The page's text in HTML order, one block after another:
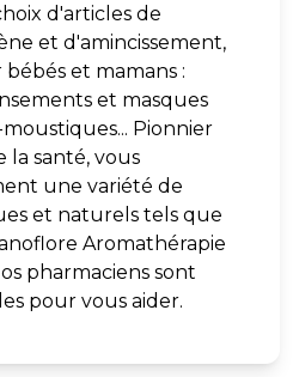
d'articles de
et d'amincissement,
et mamans :
et masques
Pionnier
santé, vous
une variété de
et naturels tels que
Aromathérapie
pharmaciens sont
pour vous aider.